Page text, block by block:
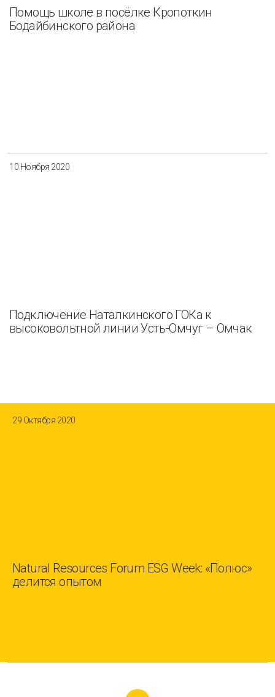
Помощь школе в посёлке Кропоткин
Бодайбинского района
10 Ноября 2020
Подключение Наталкинского ГОКа к
высоковольтной линии Усть-Омчуг – Омчак
29 Октября 2020
Natural Resources Forum ESG Week: «Полюс»
делится опытом